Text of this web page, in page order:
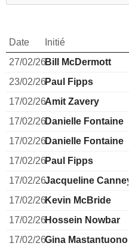
Date Initié
27/02/26Bill McDermott
23/02/26Paul Fipps
17/02/26Amit Zavery
17/02/26Danielle Fontaine
17/02/26Danielle Fontaine
17/02/26Paul Fipps
17/02/26Jacqueline Canney
17/02/26Kevin McBride
17/02/26Hossein Nowbar
17/02/26Gina Mastantuono